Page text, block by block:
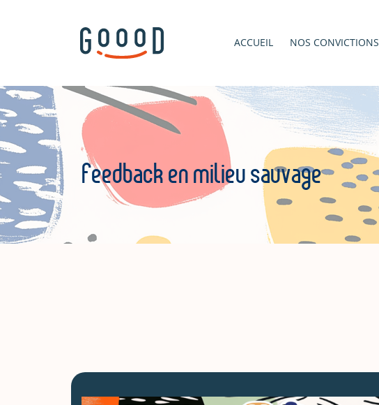
ACCUEIL NOS CONVICTIONS
Feedback en milieu sauvage